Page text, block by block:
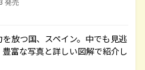
発売
放つ国、スペイン。中でも見逃
富な写真と詳しい図解で紹介し